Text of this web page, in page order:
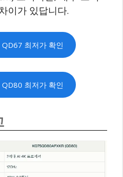
이가 있답니다.
최저가 확인
최저가 확인